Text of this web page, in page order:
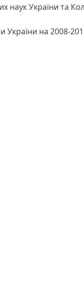
наук України та
України на 2008-